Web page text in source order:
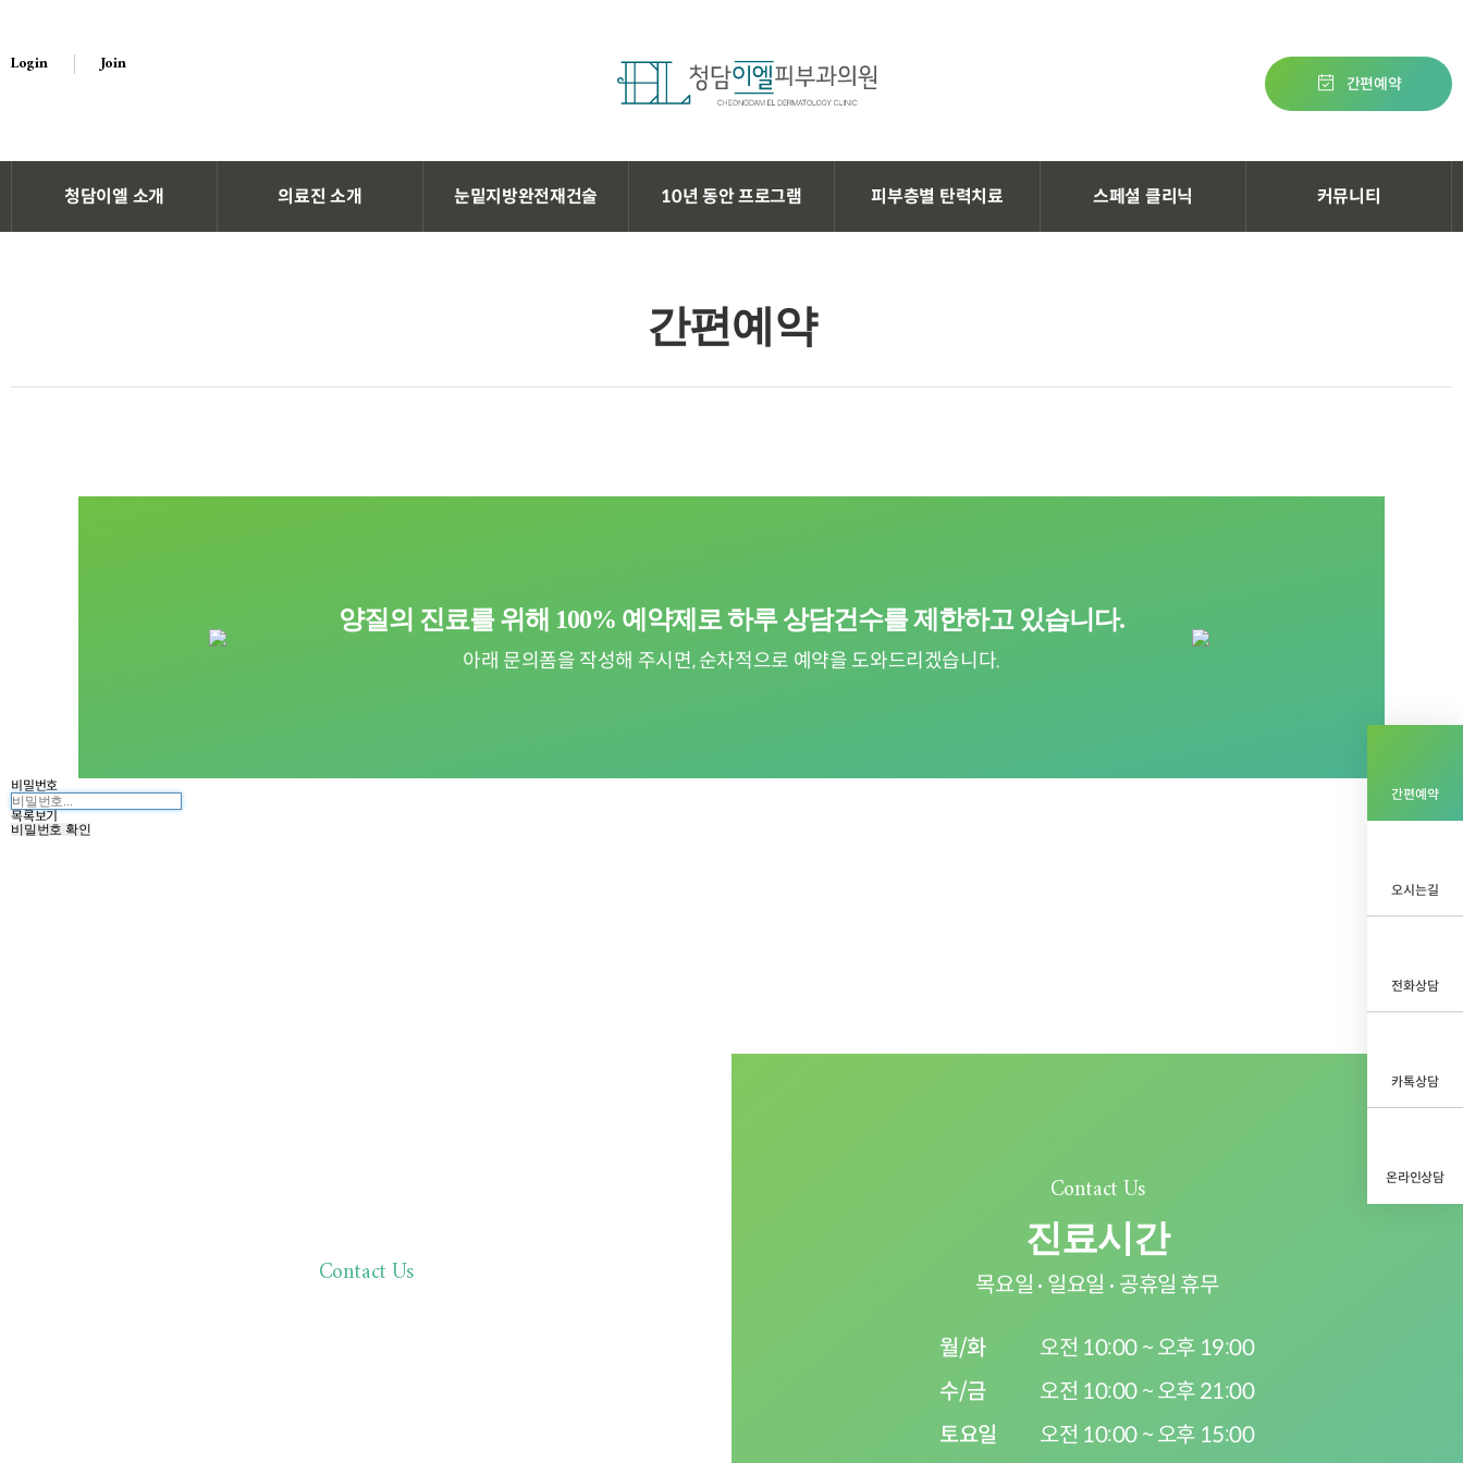
Login Join
간편예약
청담이엘 소개 의료진 소개 눈밑지방완전재건술 10년 동안 프로그램 피부층별 탄력치료 스페셜 클리닉 커뮤니티
간편예약
양질의 진료를 위해 100% 예약제로 하루 상담건수를 제한하고 있습니다.
아래 문의폼을 작성해 주시면, 순차적으로 예약을 도와드리겠습니다.
비밀번호
목록보기
비밀번호 확인
Contact Us
Contact Us
진료시간
목요일 일요일 공휴일 휴무
월/화
오전 10:00 ~ 오후 19:00
수/금
오전 10:00 ~ 오후 21:00
토요일
오전 10:00 ~ 오후 15:00
간편예약
오시는길
전화상담
카톡상담
온라인상담